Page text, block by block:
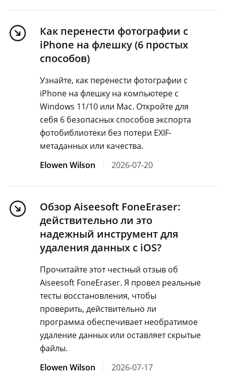
Как перенести фотографии с
iPhone на флешку (6 простых
способов)
Узнайте, как перенести фотографии с
iPhone на флешку на компьютере с
Windows 11/10 или Mac. Откройте для
себя 6 безопасных способов экспорта
фотобиблиотеки без потери EXIF-
метаданных или качества.
Elowen Wilson
2026-07-20
Обзор Aiseesoft FoneEraser:
действительно ли это
надежный инструмент для
удаления данных с iOS?
Прочитайте этот честный отзыв об
Aiseesoft FoneEraser. Я провел реальные
тесты восстановления, чтобы
проверить, действительно ли
программа обеспечивает необратимое
удаление данных или оставляет скрытые
файлы.
Elowen Wilson
2026-07-17